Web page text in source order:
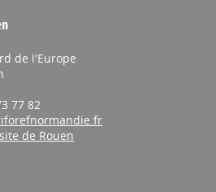
de l'Europe
77 82
de Rouen